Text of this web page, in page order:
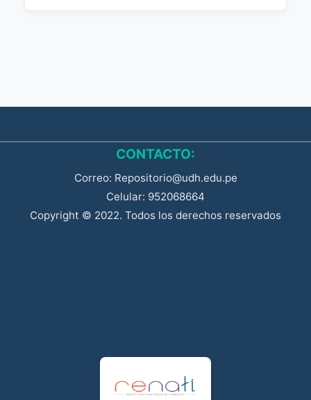
CONTACTO:
Correo: Repositorio@udh.edu.pe
Celular: 952068664
Copyright © 2022. Todos los derechos reservados